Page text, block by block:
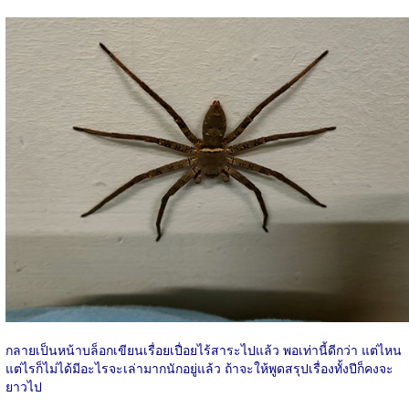
กลายเป็นหน้าบล็อกเขียนเรื่อยเปื่อยไร้สาระไปแล้ว พอเท่านี้ดีกว่า แต่ไหน
แต่ไรก็ไม่ได้มีอะไรจะเล่ามากนักอยู่แล้ว ถ้าจะให้พูดสรุปเรื่องทั้งปีก็คงจะ
ยาวไป